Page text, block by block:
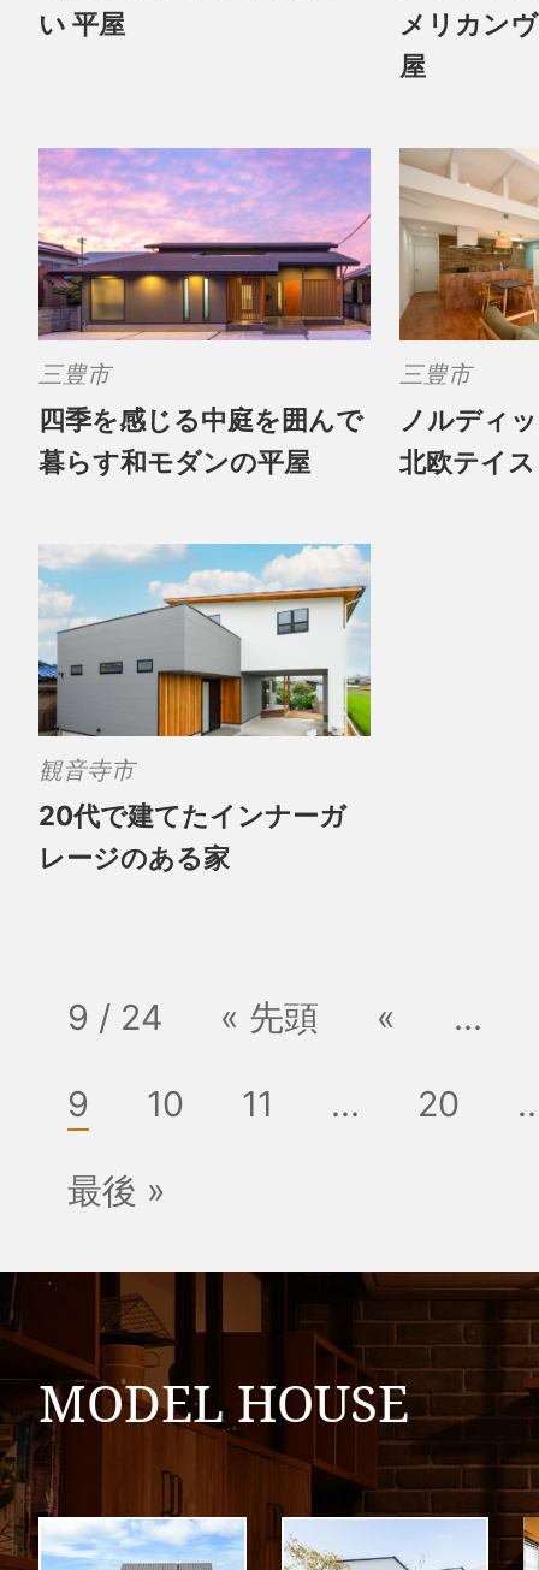
い 平屋
メリカン
屋
三豊市
四季を感じる中庭を囲んで
暮らす和モダンの平屋
三豊市
ノルディ
北欧テイ
観音寺市
20代で建てたインナーガ
レージのある家
9 / 24 « 先頭 « ...
9 10 11 ... 20
最後 »
MODEL HOUSE